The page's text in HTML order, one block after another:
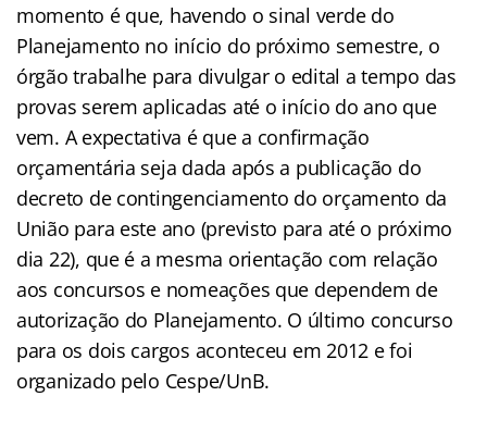
momento é que, havendo o sinal verde do
Planejamento no início do próximo semestre, o
órgão trabalhe para divulgar o edital a tempo das
provas serem aplicadas até o início do ano que
vem. A expectativa é que a confirmação
orçamentária seja dada após a publicação do
decreto de contingenciamento do orçamento da
União para este ano (previsto para até o próximo
dia 22), que é a mesma orientação com relação
aos concursos e nomeações que dependem de
autorização do Planejamento. O último concurso
para os dois cargos aconteceu em 2012 e foi
organizado pelo Cespe/UnB.